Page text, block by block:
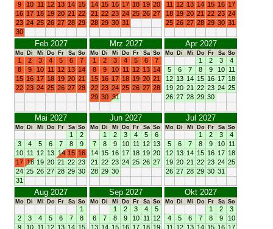
9
10 11 12 13 14 15
16 17 18 19 20 21
22
23 24 25 26 27 28 29
30
14 15 16 17 18 19 20
21
22 23 24 25 26 27
28 29 30 31
11
12 13 14 15 16 17
18 19 20 21 22 23 24
25 26 27 28 29 30 31
Feb 2027
Mo Di Mi Do Fr Sa So
1 2 3 4 5 6
7
8
9 10 11 12 13 14
15 16 17 18 19 20 21
22 23 24 25 26 27 28
Mrz 2027
Mo Di Mi Do Fr Sa So
1 2 3 4 5 6
7
8
9 10 11 12 13 14
15 16 17 18 19 20 21
22 23 24 25 26 27 28
29 30 31
Apr 2027
Mo Di Mi Do Fr Sa So
1 2 3
4
5
6 7 8 9 10 11
12 13 14 15 16 17 18
19 20 21 22 23 24 25
26 27 28 29 30
Mai 2027
Mo Di Mi Do Fr Sa So
1
2
3
4 5 6 7 8
9
10 11 12 13 14 15 16
17 18 19 20 21 22 23
24 25 26 27 28 29 30
31
Jun 2027
Mo Di Mi Do Fr Sa So
1 2 3 4 5
6
7
8 9 10 11 12 13
14 15 16 17 18 19 20
21
22 23 24 25 26 27
28 29 30
Jul 2027
Mo Di Mi Do Fr Sa So
1 2 3
4
5
6 7 8 9 10 11
12 13 14 15 16 17 18
19 20 21 22 23 24 25
26 27 28 29 30 31
Aug 2027
Mo Di Mi Do Fr Sa So
1
2
3 4 5 6 7
8
9
10 11 12 13 14 15
Sep 2027
Mo Di Mi Do Fr Sa So
1 2 3 4
5
6
7 8 9 10 11
12
13 14 15 16 17 18 19
Okt 2027
Mo Di Mi Do Fr Sa So
1 2
3
4
5 6 7 8 9
10
11
12 13 14 15 16 17